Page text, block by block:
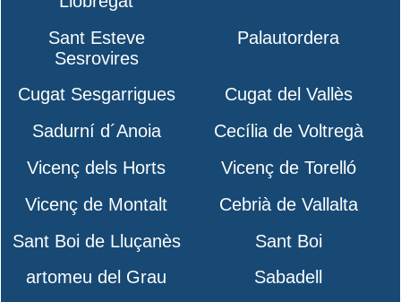
Sant Esteve
Sesrovires
Palautordera
Cugat Sesgarrigues
Cugat del Vallès
Sadurní d´Anoia
Cecília de Voltregà
Vicenç dels Horts
Vicenç de Torelló
Vicenç de Montalt
Cebrià de Vallalta
Sant Boi de Lluçanès
Sant Boi
artomeu del Grau
Sabadell